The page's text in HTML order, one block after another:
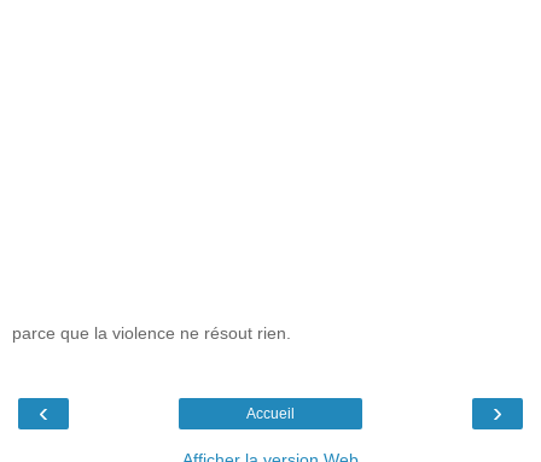
parce que la violence ne résout rien.
‹ ›
Accueil